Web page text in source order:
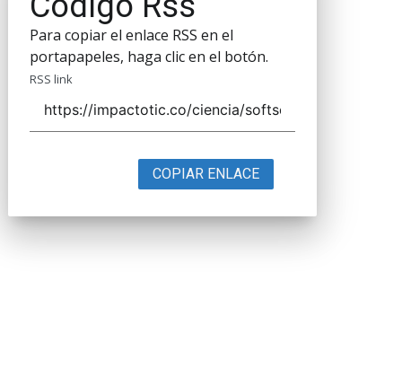
Para copiar el enlace RSS en el
portapapeles, haga clic en el botón.
RSS link
COPIAR ENLACE